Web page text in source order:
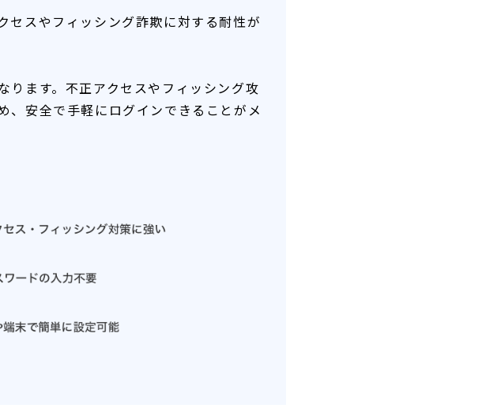
セスやフィッシング詐欺に対する耐性が
ります。不正アクセスやフィッシング攻
、安全で手軽にログインできることがメ